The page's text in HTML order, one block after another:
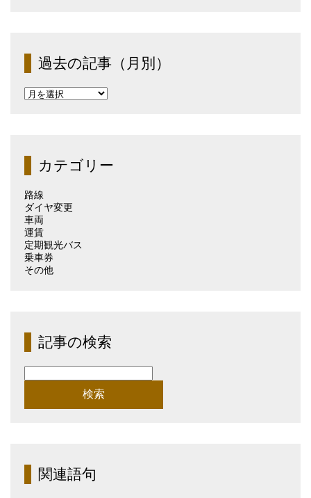
過去の記事（月別）
過
去
（月
別）カテゴリー
路線
ダイヤ変更
車両
運賃
定期観光バス
乗車券
その他
記事の検索
検
索:
関連語句